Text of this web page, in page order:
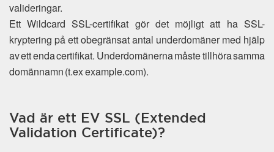
valideringar.
Ett Wildcard SSL-certifikat gör det möjligt att ha SSL-
kryptering på ett obegränsat antal underdomäner med hjälp
av ett enda certifikat. Underdomänerna måste tillhöra samma
domännamn (t.ex example.com).
Vad är ett EV SSL (Extended
Validation Certificate)?